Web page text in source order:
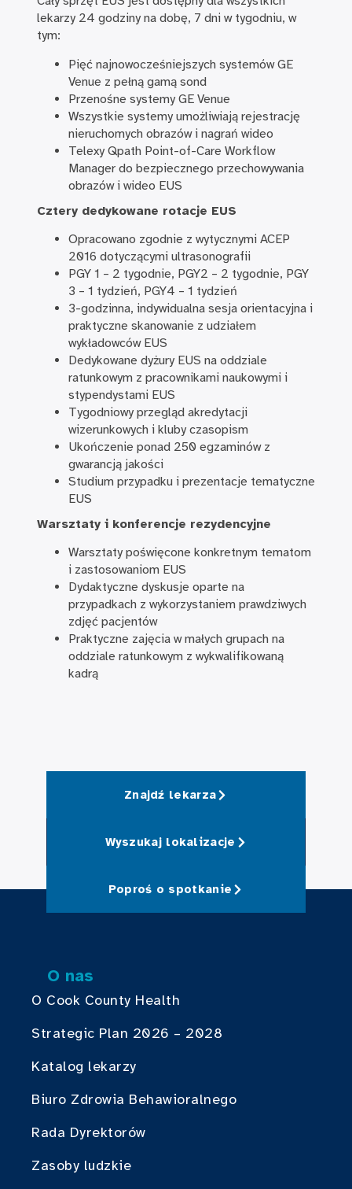
lekarzy 24 godziny na dobę, 7 dni w tygodniu, w
tym:
Pięć najnowocześniejszych systemów GE
Venue z pełną gamą sond
Przenośne systemy GE Venue
Wszystkie systemy umożliwiają rejestrację
nieruchomych obrazów i nagrań wideo
Telexy Qpath Point-of-Care Workflow
Manager do bezpiecznego przechowywania
obrazów i wideo EUS
Cztery dedykowane rotacje EUS
Opracowano zgodnie z wytycznymi ACEP
2016 dotyczącymi ultrasonografii
PGY 1 – 2 tygodnie, PGY2 – 2 tygodnie, PGY
3 – 1 tydzień, PGY4 – 1 tydzień
3-godzinna, indywidualna sesja orientacyjna i
praktyczne skanowanie z udziałem
wykładowców EUS
Dedykowane dyżury EUS na oddziale
ratunkowym z pracownikami naukowymi i
stypendystami EUS
Tygodniowy przegląd akredytacji
wizerunkowych i kluby czasopism
Ukończenie ponad 250 egzaminów z
gwarancją jakości
Studium przypadku i prezentacje tematyczne
EUS
Warsztaty i konferencje rezydencyjne
Warsztaty poświęcone konkretnym tematom
i zastosowaniom EUS
Dydaktyczne dyskusje oparte na
przypadkach z wykorzystaniem prawdziwych
zdjęć pacjentów
Praktyczne zajęcia w małych grupach na
oddziale ratunkowym z wykwalifikowaną
kadrą
Znajdź lekarza
Wyszukaj lokalizacje
Poproś o spotkanie
O nas
O Cook County Health
Strategic Plan 2026 – 2028
Katalog lekarzy
Biuro Zdrowia Behawioralnego
Rada Dyrektorów
Zasoby ludzkie